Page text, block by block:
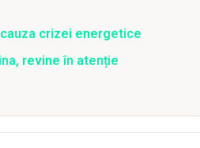
crizei energetice
revine în atenție